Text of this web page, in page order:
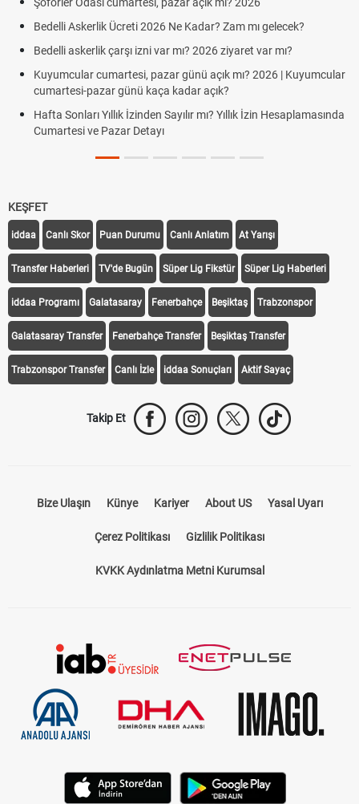
Bedelli Askerlik Ücreti 2026 Ne Kadar? Zam mı gelecek?
Bedelli askerlik çarşı izni var mı? 2026 ziyaret var mı?
Kuyumcular cumartesi, pazar günü açık mı? 2026 | Kuyumcular
cumartesi-pazar günü kaça kadar açık?
Hafta Sonları Yıllık İzinden Sayılır mı? Yıllık İzin Hesaplamasında
Cumartesi ve Pazar Detayı
KEŞFET
iddaa Canlı Skor Puan Durumu Canlı Anlatım At Yarışı
Transfer Haberleri TV'de Bugün Süper Lig Fikstür Süper Lig Haberleri
iddaa Programı Galatasaray Fenerbahçe Beşiktaş Trabzonspor
Galatasaray Transfer Fenerbahçe Transfer Beşiktaş Transfer
Trabzonspor Transfer Canlı İzle iddaa Sonuçları Aktif Sayaç
Takip Et
Bize Ulaşın Künye Kariyer About US Yasal Uyarı
Çerez Politikası Gizlilik Politikası
KVKK Aydınlatma Metni Kurumsal